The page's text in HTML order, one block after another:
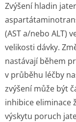
Zvýšení hladin
(AST a/nebo ALT)
velikosti dávky.
nastávají během
v průběhu léčby
zvýšení může být
inhibice eliminace
výskytu poruch